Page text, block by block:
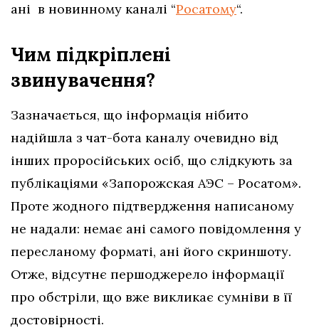
ані в новинному каналі “Росатому“.
Чим підкріплені
звинувачення?
Зазначається, що інформація нібито
надійшла з чат-бота каналу очевидно від
інших проросійських осіб, що слідкують за
публікаціями «Запорожская АЭС – Росатом».
Проте жодного підтвердження написаному
не надали: немає ані самого повідомлення у
пересланому форматі, ані його скриншоту.
Отже, відсутнє першоджерело інформації
про обстріли, що вже викликає сумніви в її
достовірності.